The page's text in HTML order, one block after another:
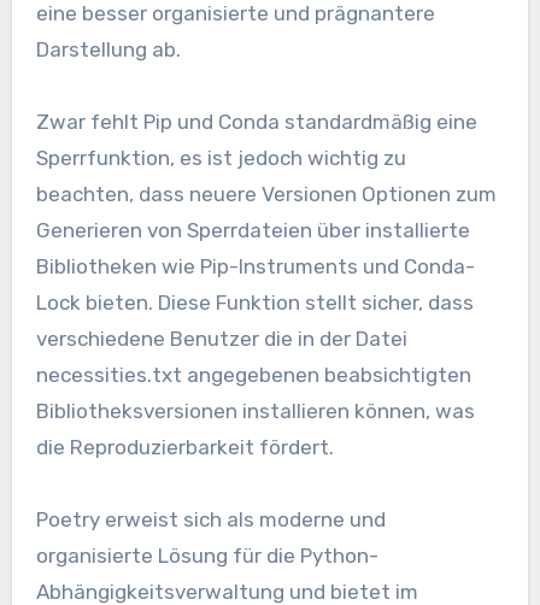
eine besser organisierte und prägnantere
Darstellung ab.
Zwar fehlt Pip und Conda standardmäßig eine
Sperrfunktion, es ist jedoch wichtig zu
beachten, dass neuere Versionen Optionen zum
Generieren von Sperrdateien über installierte
Bibliotheken wie Pip-Instruments und Conda-
Lock bieten. Diese Funktion stellt sicher, dass
verschiedene Benutzer die in der Datei
necessities.txt angegebenen beabsichtigten
Bibliotheksversionen installieren können, was
die Reproduzierbarkeit fördert.
Poetry erweist sich als moderne und
organisierte Lösung für die Python-
Abhängigkeitsverwaltung und bietet im